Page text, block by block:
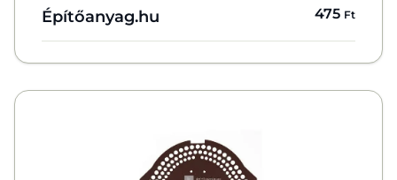
Építőanyag.hu 475 Ft